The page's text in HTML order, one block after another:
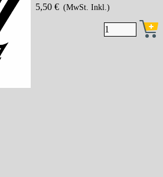
5,50 € (MwSt. Inkl.)